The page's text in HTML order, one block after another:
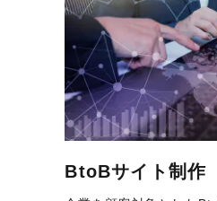
BtoBサイト制作